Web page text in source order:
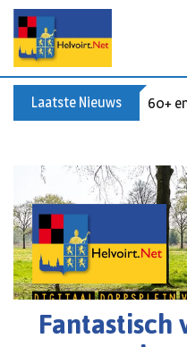
Laatste Nieuws 60+